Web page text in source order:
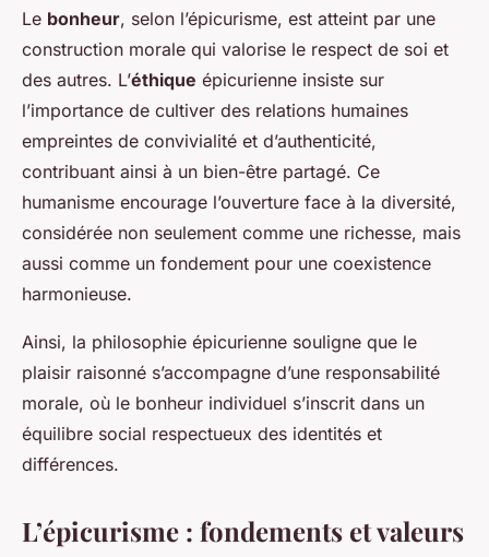
Le bonheur, selon l’épicurisme, est atteint par une
construction morale qui valorise le respect de soi et
des autres. L’éthique épicurienne insiste sur
l’importance de cultiver des relations humaines
empreintes de convivialité et d’authenticité,
contribuant ainsi à un bien-être partagé. Ce
humanisme encourage l’ouverture face à la diversité,
considérée non seulement comme une richesse, mais
aussi comme un fondement pour une coexistence
harmonieuse.
Ainsi, la philosophie épicurienne souligne que le
plaisir raisonné s’accompagne d’une responsabilité
morale, où le bonheur individuel s’inscrit dans un
équilibre social respectueux des identités et
différences.
L’épicurisme : fondements et valeurs